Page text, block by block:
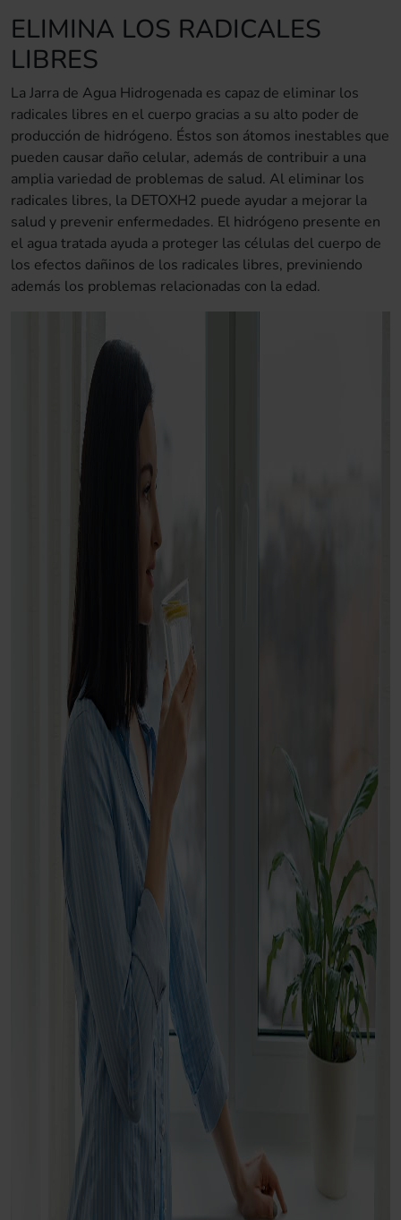
ELIMINA LOS RADICALES
LIBRES
La Jarra de Agua Hidrogenada es capaz de eliminar los
radicales libres en el cuerpo gracias a su alto poder de
producción de hidrógeno. Éstos son átomos inestables que
pueden causar daño celular, además de contribuir a una
amplia variedad de problemas de salud. Al eliminar los
radicales libres, la DETOXH2 puede ayudar a mejorar la
salud y prevenir enfermedades. El hidrógeno presente en
el agua tratada ayuda a proteger las células del cuerpo de
los efectos dañinos de los radicales libres, previniendo
además los problemas relacionadas con la edad.